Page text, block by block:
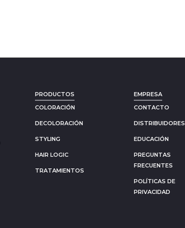
PRODUCTOS
COLORACIÓN
DECOLORACIÓN
STYLING
HAIR LOGIC
TRATAMIENTOS
EMPRESA
CONTACTO
DISTRIBUIDORES
EDUCACIÓN
PREGUNTAS
FRECUENTES
POLÍTICAS DE
PRIVACIDAD